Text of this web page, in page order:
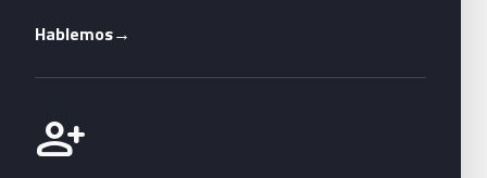
Hablemos→
person_add
Únete a Bluetab